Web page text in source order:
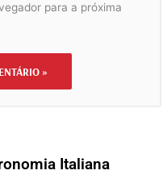
para a próxima
Italiana